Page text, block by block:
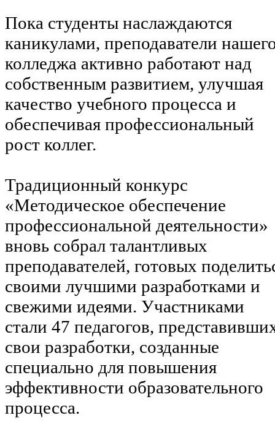
Пока студенты наслаждаются
каникулами, преподаватели
колледжа активно работают над
собственным развитием, улучшая
качество учебного процесса и
обеспечивая профессиональный
рост коллег.
Традиционный конкурс
«Методическое обеспечение
профессиональной деятельности»
вновь собрал талантливых
преподавателей, готовых
своими лучшими разработками и
свежими идеями. Участниками
стали 47 педагогов,
свои разработки, созданные
специально для повышения
эффективности образовательного
процесса.